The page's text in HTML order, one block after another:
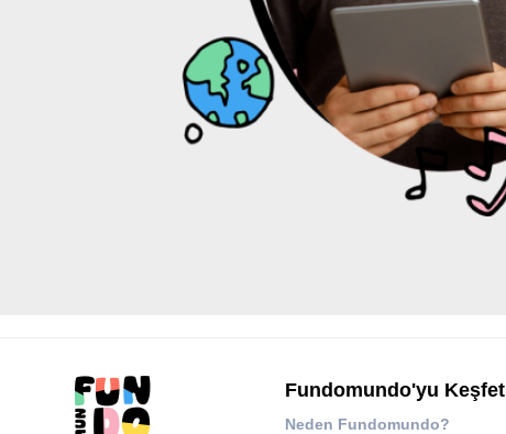
Fundomundo'yu Keşfet
Neden Fundomundo?